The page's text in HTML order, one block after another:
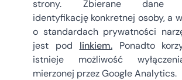
strony. Zbierane dane
identyfikację konkretnej osoby, a
o standardach prywatności
jest pod linkiem.Ponadto
istnieje możliwość
mierzonej przez Google Analytics.